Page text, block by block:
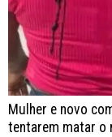
Mulher e novo
tentarem matar o